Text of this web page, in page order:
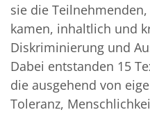
sie die
kamen, inhaltlich und
Diskriminierung und
Dabei entstanden 15
die ausgehend von
Toleranz,